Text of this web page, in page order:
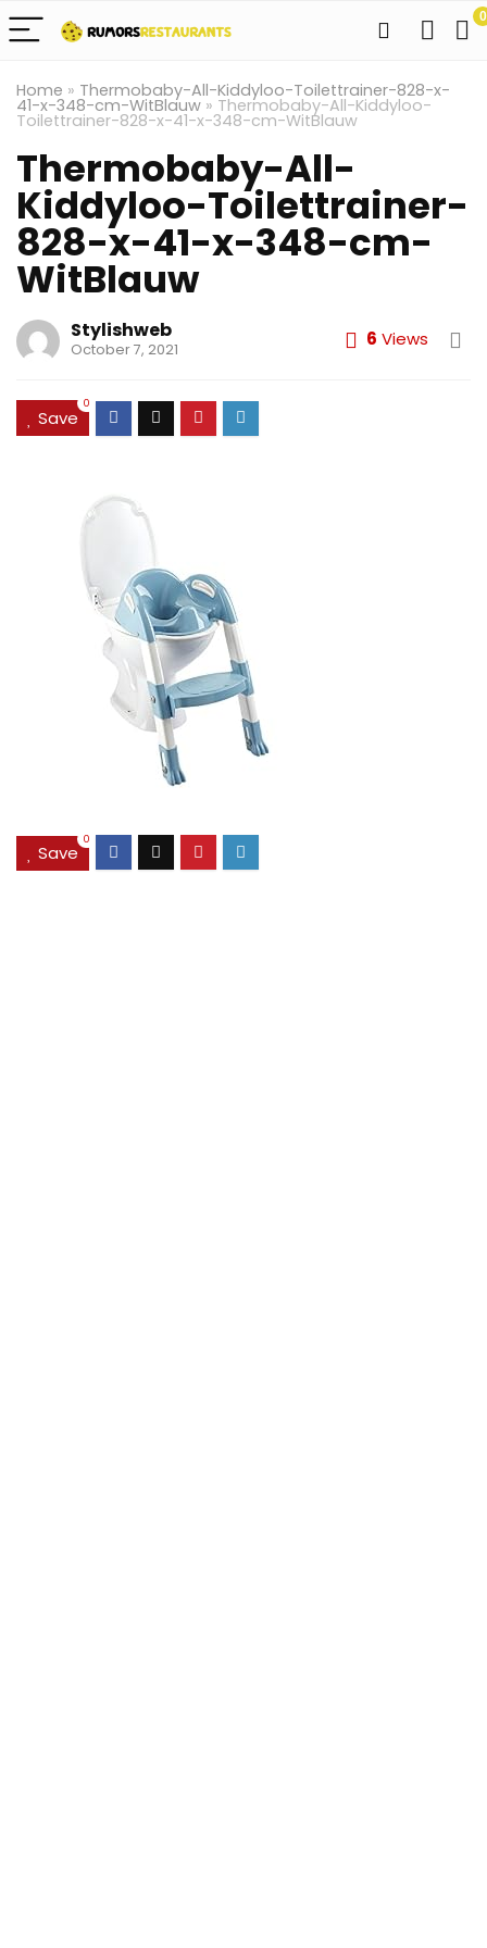
0
Home » Thermobaby-All-Kiddyloo-Toilettrainer-828-x-
41-x-348-cm-WitBlauw » Thermobaby-All-Kiddyloo-
Toilettrainer-828-x-41-x-348-cm-WitBlauw
Thermobaby-All-
Kiddyloo-Toilettrainer-
828-x-41-x-348-cm-
WitBlauw
Stylishweb
October 7, 2021 6 Views
Save
0
Save
0